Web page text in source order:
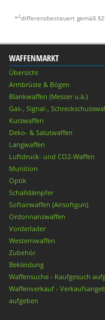
*2differenzbesteuert gemäß
WAFFENMARKT
Übersicht
Armbrüste & Bögen
Blankwaffen (Messer u.ä.)
Gas-, Signal-,
Kurzwaffen
Deko- & Salutwaffen
Langwaffen
Luftdruck- und CO2-Waffen
Munition
Optik
Schalldämpfer
Softairwaffen (Airsoftgun)
Ordonnanzwaffen
Vorderlader
Westernwaffen
Zubehör
Bekleidung
Waffensuche - Kaufgesuch
Waffenverkauf -
aufgeben